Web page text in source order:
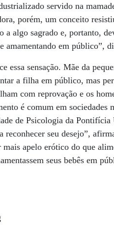
servido na
porém, um conceito
a algo sagrado e, portanto,
amamentando em público”,
essa sensação. Mãe da
a filha em público, mas
com reprovação e os
é comum em sociedades
de Psicologia da Pontifícia
seu desejo”,
apelo erótico do que
seus bebês em